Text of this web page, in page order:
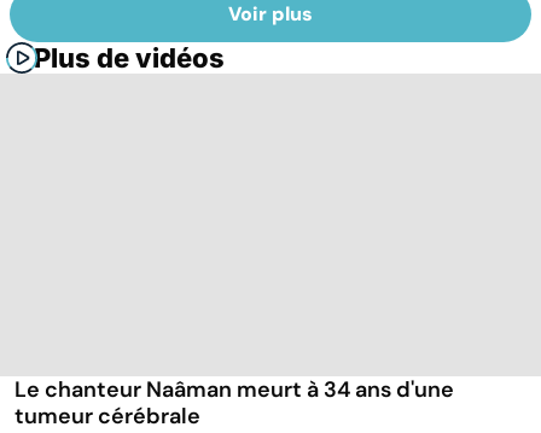
Voir plus
Plus de vidéos
Le chanteur Naâman meurt à 34 ans d'une
tumeur cérébrale